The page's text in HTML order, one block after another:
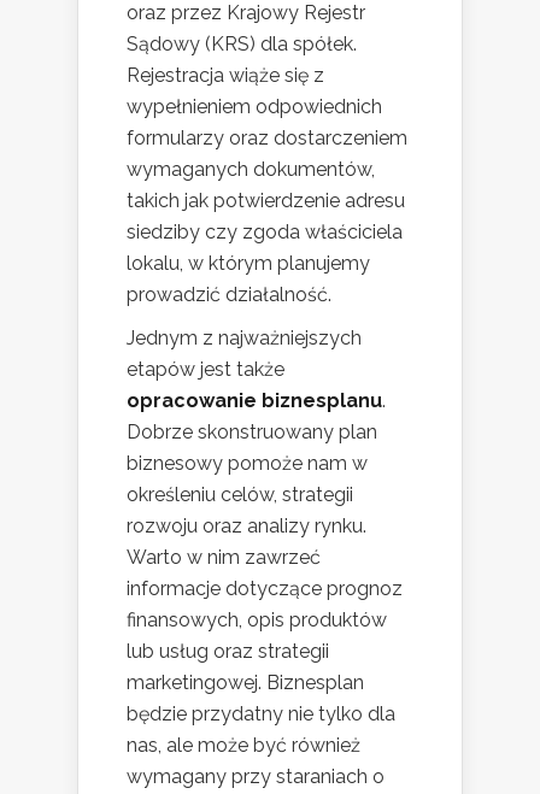
oraz przez Krajowy Rejestr
Sądowy (KRS) dla spółek.
Rejestracja wiąże się z
wypełnieniem odpowiednich
formularzy oraz dostarczeniem
wymaganych dokumentów,
takich jak potwierdzenie adresu
siedziby czy zgoda właściciela
lokalu, w którym planujemy
prowadzić działalność.
Jednym z najważniejszych
etapów jest także
opracowanie biznesplanu.
Dobrze skonstruowany plan
biznesowy pomoże nam w
określeniu celów, strategii
rozwoju oraz analizy rynku.
Warto w nim zawrzeć
informacje dotyczące prognoz
finansowych, opis produktów
lub usług oraz strategii
marketingowej. Biznesplan
będzie przydatny nie tylko dla
nas, ale może być również
wymagany przy staraniach o